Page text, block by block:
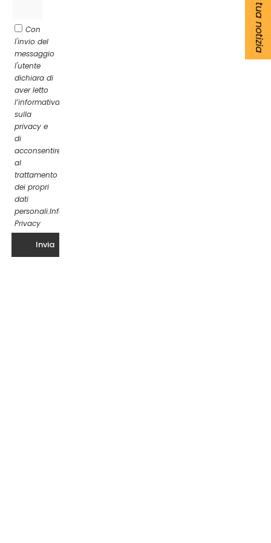
Con
l'invio del
messaggio
l'utente
dichiara di
aver letto
l’informativa
sulla
privacy e
di
acconsentire
al
trattamento
dei propri
dati
personali.Informativa
Privacy